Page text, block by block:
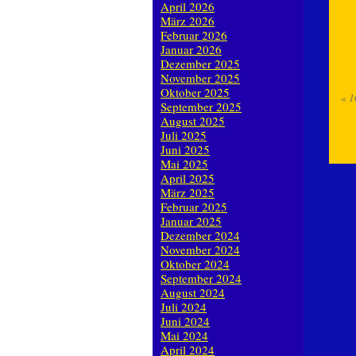
«
April 2026
März 2026
Februar 2026
Januar 2026
Dezember 2025
November 2025
Oktober 2025
September 2025
August 2025
Juli 2025
Juni 2025
Mai 2025
April 2025
März 2025
Februar 2025
Januar 2025
Dezember 2024
November 2024
Oktober 2024
September 2024
August 2024
Juli 2024
Juni 2024
Mai 2024
April 2024